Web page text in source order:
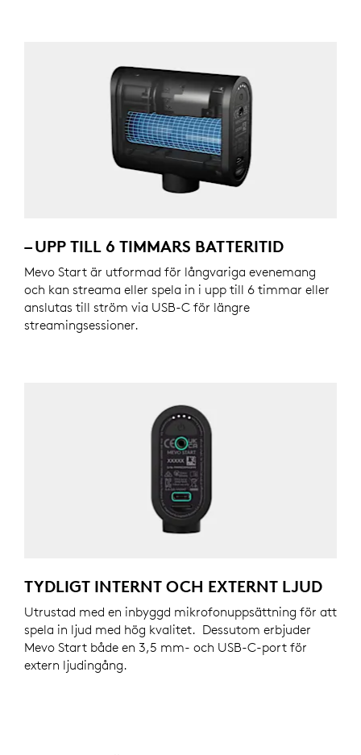
– UPP TILL 6 TIMMARS BATTERITID
Mevo Start är utformad för långvariga evenemang
och kan streama eller spela in i upp till 6 timmar eller
anslutas till ström via USB-C för längre
streamingsessioner.
TYDLIGT INTERNT OCH EXTERNT LJUD
Utrustad med en inbyggd mikrofonuppsättning för att
spela in ljud med hög kvalitet. Dessutom erbjuder
Mevo Start både en 3,5 mm- och USB-C-port för
extern ljudingång.